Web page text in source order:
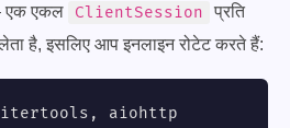
एक एकल ClientSession प्रति
है, इसलिए आप इनलाइन रोटेट करते हैं:
itertools, aiohttp